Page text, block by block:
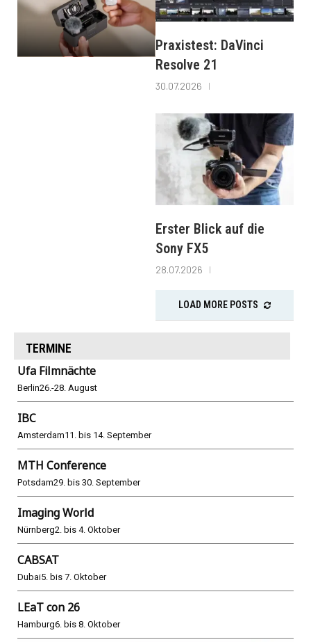
Praxistest: DaVinci
Resolve 21
30.07.2026
Erster Blick auf die
Sony FX5
28.07.2026
LOAD MORE POSTS
TERMINE
Ufa Filmnächte
Berlin26.-28. August
IBC
Amsterdam11. bis 14. September
MTH Conference
Potsdam29. bis 30. September
Imaging World
Nürnberg2. bis 4. Oktober
CABSAT
Dubai5. bis 7. Oktober
LEaT con 26
Hamburg6. bis 8. Oktober